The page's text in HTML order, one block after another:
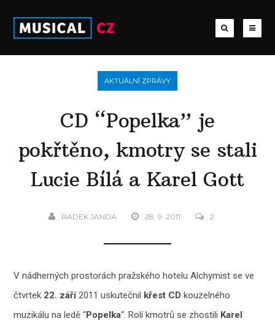
AKTUÁLNÍ ZPRÁVY
CD “Popelka” je
pokřtěno, kmotry se stali
Lucie Bílá a Karel Gott
RADEK JANDA 28. 9. 2011 2
V nádherných prostorách pražského hotelu Alchymist se ve
čtvrtek 22. září2011 uskutečnil křest CD kouzelného
muzikálu na ledě “Popelka“. Rolí kmotrů se zhostili Karel